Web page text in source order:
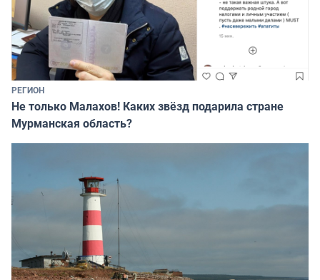
РЕГИОН
Не только Малахов! Каких звёзд подарила стране
Мурманская область?